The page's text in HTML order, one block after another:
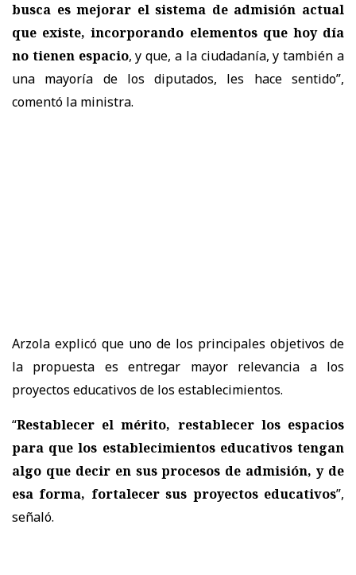
busca es mejorar el sistema de admisión actual
que existe, incorporando elementos que hoy día
no tienen espacio, y que, a la ciudadanía, y también a
una mayoría de los diputados, les hace sentido”,
comentó la ministra.
Arzola explicó que uno de los principales objetivos de
la propuesta esentregar mayor relevancia a los
proyectos educativos de los establecimientos.
“Restablecer el mérito, restablecer los espacios
para que los establecimientos educativos tengan
algo que decir en sus procesos de admisión, y de
esa forma, fortalecer sus proyectos educativos”,
señaló.